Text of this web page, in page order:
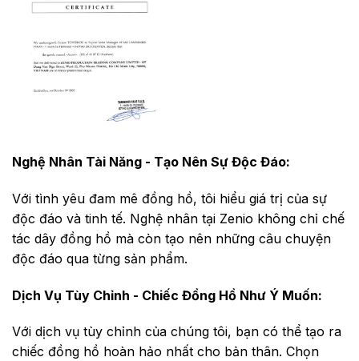
Nghệ Nhân Tài Năng - Tạo Nên Sự Độc Đáo:
Với tình yêu đam mê đồng hồ, tôi hiểu giá trị của sự
độc đáo và tinh tế. Nghệ nhân tại Zenio không chỉ chế
tác dây đồng hồ mà còn tạo nên những câu chuyện
độc đáo qua từng sản phẩm.
Dịch Vụ Tùy Chỉnh - Chiếc Đồng Hồ Như Ý Muốn:
Với dịch vụ tùy chỉnh của chúng tôi, bạn có thể tạo ra
chiếc đồng hồ hoàn hảo nhất cho bản thân. Chọn